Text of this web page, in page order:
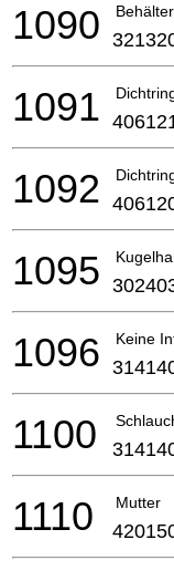
Behälter
1090
1091
1092
1095
Keine
1096
1100
Mutter
1110